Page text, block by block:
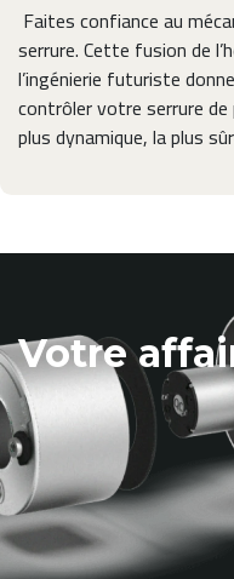
Faites confiance au
serrure. Cette fusion de
l’ingénierie futuriste
contrôler votre serrure
plus dynamique, la plus
Votre